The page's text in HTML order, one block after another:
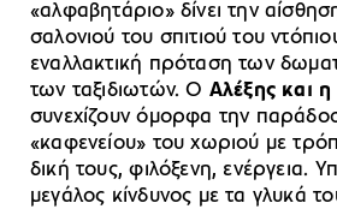
«αλφαβητάριο» δίνει την
σαλονιού του σπιτιού του
εναλλακτική πρόταση των
των ταξιδιωτών. Ο Αλέξης και
συνεχίζουν όμορφα την
«καφενείου» του χωριού με
δική τους, φιλόξενη, ενέργεια.
μεγάλος κίνδυνος με τα γλυκά